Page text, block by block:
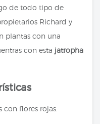
de todo tipo de
Richard y
plantas con una
con esta jatropha
con flores rojas.